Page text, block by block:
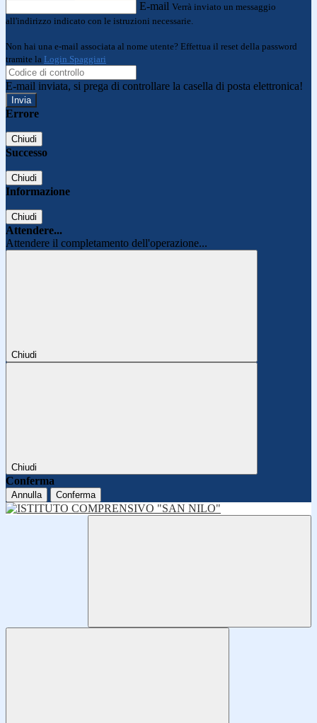
E-mail Verrà inviato un messaggio
all'indirizzo indicato con le istruzioni necessarie.
Non hai una e-mail associata al nome utente? Effettua il reset della password
tramite la Login Spaggiari
E-mail inviata, si prega di controllare la casella di posta elettronica!
Errore
Chiudi
Successo
Chiudi
Informazione
Chiudi
Attendere...
Attendere il completamento dell'operazione...
Chiudi
Chiudi
Conferma
Annulla Conferma